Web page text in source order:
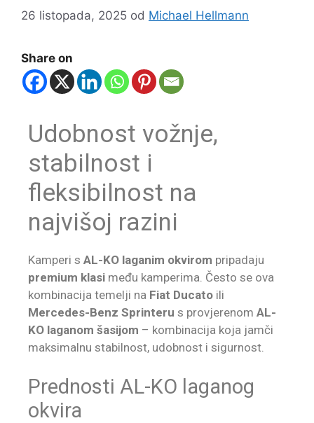
26 listopada, 2025 od Michael Hellmann
Share on
Udobnost vožnje,
stabilnost i
fleksibilnost na
najvišoj razini
Kamperi s AL-KO laganim okvirom pripadaju
premium klasi među kamperima. Često se ova
kombinacija temelji na Fiat Ducato ili
Mercedes-Benz Sprinteru s provjerenom AL-
KO laganom šasijom – kombinacija koja jamči
maksimalnu stabilnost, udobnost i sigurnost.
Prednosti AL-KO laganog
okvira